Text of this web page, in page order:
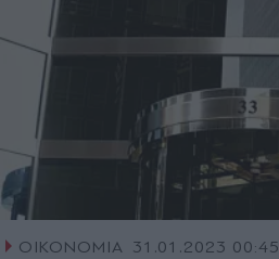
ΟΙΚΟΝΟΜΙΑ 31.01.2023 00:45